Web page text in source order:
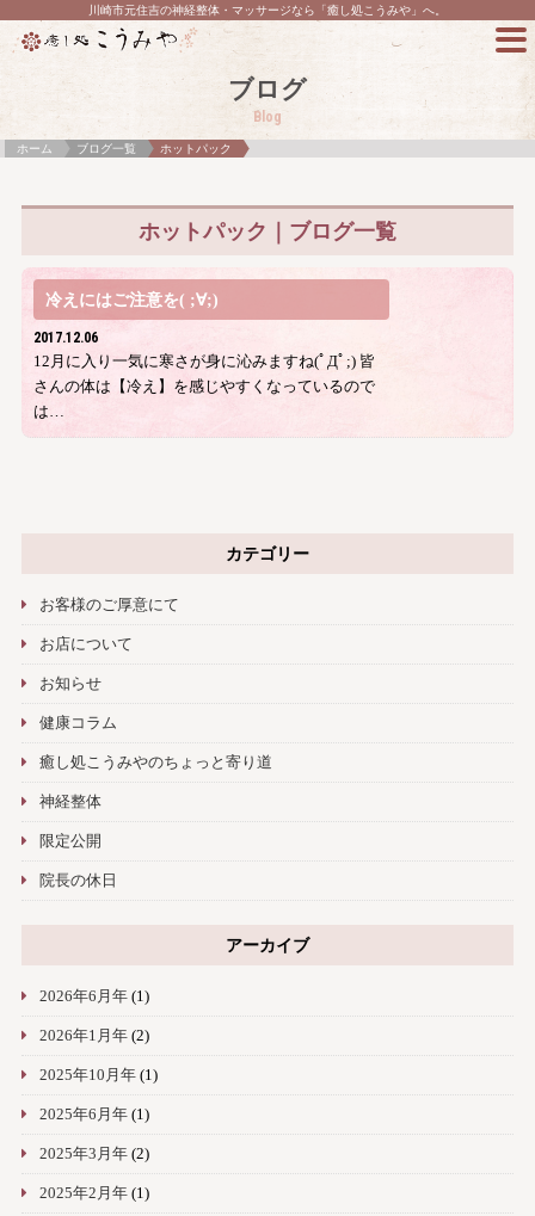
川崎市元住吉の神経整体・マッサージなら「癒し処こうみや」へ。
ブログ
Blog
ホーム ブログ一覧 ホットパック
ホットパック｜ブログ一覧
冷えにはご注意を( ;∀;)
2017.12.06
12月に入り一気に寒さが身に沁みますね(ﾟДﾟ;) 皆
さんの体は【冷え】を感じやすくなっているので
は…
カテゴリー
お客様のご厚意にて
お店について
お知らせ
健康コラム
癒し処こうみやのちょっと寄り道
神経整体
限定公開
院長の休日
アーカイブ
2026年6月年(1)
2026年1月年(2)
2025年10月年(1)
2025年6月年(1)
2025年3月年(2)
2025年2月年(1)